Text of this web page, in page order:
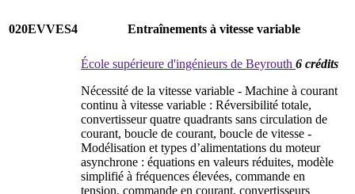
020EVVES4 Entraînements à vitesse variable
École supérieure d'ingénieurs de Beyrouth 6 crédits
Nécessité de la vitesse variable - Machine à courant
continu à vitesse variable : Réversibilité totale,
convertisseur quatre quadrants sans circulation de
courant, boucle de courant, boucle de vitesse -
Modélisation et types d’alimentations du moteur
asynchrone : équations en valeurs réduites, modèle
simplifié à fréquences élevées, commande en
tension, commande en courant, convertisseurs